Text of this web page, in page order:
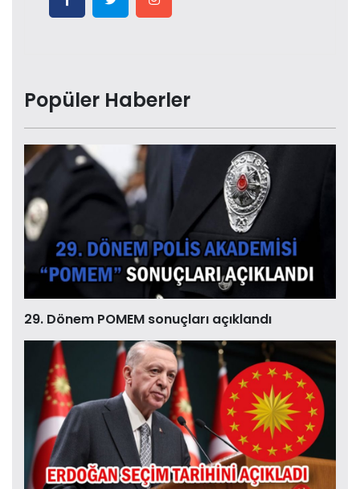
Popüler Haberler
29. Dönem POMEM sonuçları açıklandı